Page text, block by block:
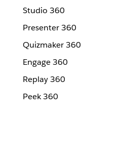
Studio 360
Presenter 360
Quizmaker 360
Engage 360
Replay 360
Peek 360